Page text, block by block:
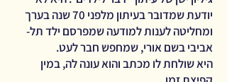
יודעת שמדובר בעיתון מלפני 70 שנה בערך
ומחליטה לענות למודעה שמפרסם ילד תל-
אביבי בשם אורי, שמחפש חבר לעט.
היא שולחת לו מכתב והוא עונה לה, במין